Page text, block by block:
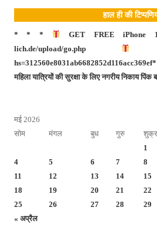
हाल ही की
* * *
GET FREE iPhone
lich.de/upload/go.php
hs=312560e8031ab6682852d116acc369ef*
महिला यात्रियों की सुरक्षा के लिए नगरीय निकाय
मई 2026
सोम
मंगल बुध गुरु शुक्र
« अप्रैल
1
4
5 6 7 8
11
12 13 14 15
18
19 20 21 22
25
26 27 28 29